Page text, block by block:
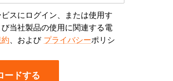
スにログイン、または使用す
当社製品の使用に関連する電
、および プライバシーポリシ
ードする